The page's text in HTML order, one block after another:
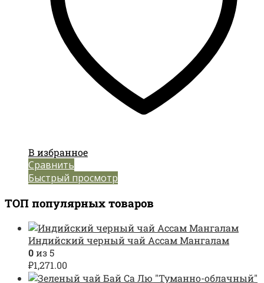
В избранное
Сравнить
Быстрый просмотр
ТОП популярных товаров
Индийский черный чай Ассам Мангалам
0из 5
₽1,271.00